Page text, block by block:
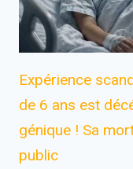
Expérience
de 6 ans est
génique ! Sa
public